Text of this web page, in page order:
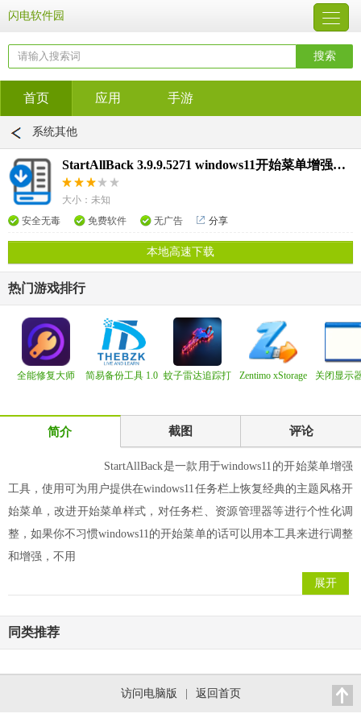
闪电软件园
首页 应用 手游
系统其他
StartAllBack 3.9.9.5271 windows11开始菜单增强工具
大小：未知
安全无毒
免费软件 无广告 分享
本地高速下载
热门游戏排行
全能修复大师
简易备份工具 1.0 蚊子雷达追踪打
Zentimo xStorage
关闭显示
简介 截图 评论
StartAllBack是一款用于windows11的开始菜单增强
工具，使用可为用户提供在windows11任务栏上恢复经典的主题风格开
始菜单，改进开始菜单样式，对任务栏、资源管理器等进行个性化调
整，如果你不习惯windows11的开始菜单的话可以用本工具来进行调整
和增强，不用
展开
同类推荐
访问电脑版 返回首页